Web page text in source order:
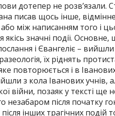
дотепер не розв’язали.
писав щось інше,
між написанням того і
значні події.
і Євангеліє –
їх ріднять
повторюється і в
з кола Іванових учнів,
війни, позаяк у тексті ще
незабаром після початку
інших трагічних подій